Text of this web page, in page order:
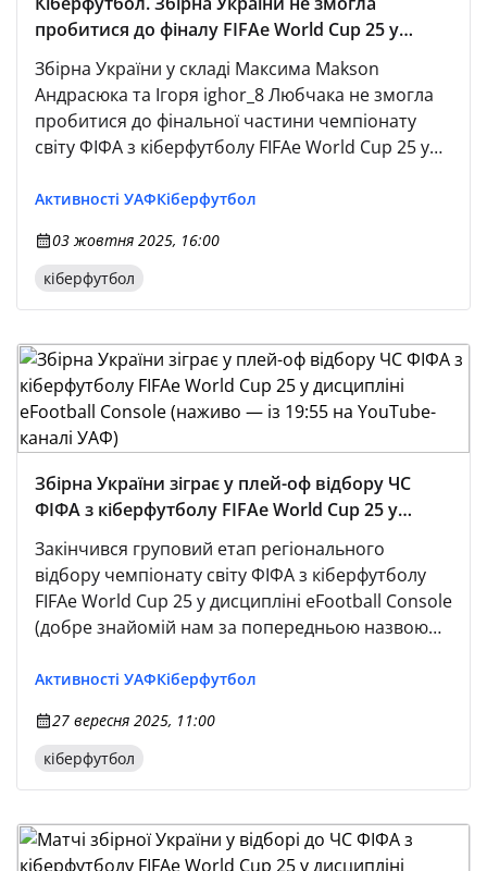
пробитися до фіналу FIFAe World Cup 25 у
дисципліні eFootball Console
Збірна України у складі Максима Makson
Андрасюка та Ігоря ighor_8 Любчака не змогла
пробитися до фінальної частини чемпіонату
світу ФІФА з кіберфутболу FIFAe World Cup 25 у
Активності УАФКіберфутбол
03 жовтня 2025, 16:00
кіберфутбол
Збірна України зіграє у плей-оф відбору ЧС
ФІФА з кіберфутболу FIFAe World Cup 25 у
дисципліні eFootball Console (наживо — із 19:55
на YouTube-каналі УАФ)
Закінчився груповий етап регіонального
відбору чемпіонату світу ФІФА з кіберфутболу
FIFAe World Cup 25 у дисципліні eFootball Console
(добре знайомій нам за попередньою назвою
Активності УАФКіберфутбол
27 вересня 2025, 11:00
кіберфутбол